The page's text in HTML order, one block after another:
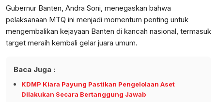
Gubernur Banten, Andra Soni, menegaskan bahwa
pelaksanaan MTQ ini menjadi momentum penting untuk
mengembalikan kejayaan Banten di kancah nasional, termasuk
target meraih kembali gelar juara umum.
Baca Juga :
KDMP Kiara Payung Pastikan Pengelolaan Aset
Dilakukan Secara Bertanggung Jawab